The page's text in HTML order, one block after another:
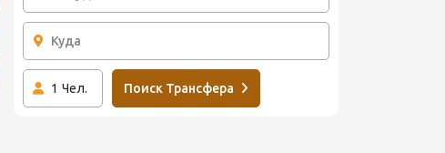
1 Чел. Поиск Трансфера